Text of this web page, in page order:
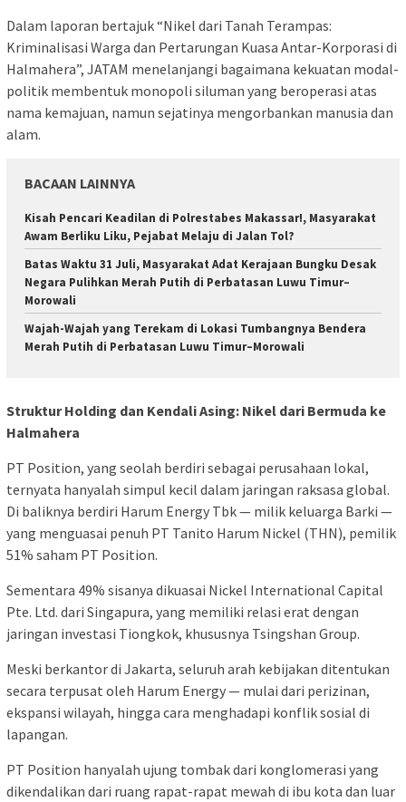
Dalam laporan bertajuk “Nikel dari Tanah Terampas:
Kriminalisasi Warga dan Pertarungan Kuasa Antar-Korporasi di
Halmahera”, JATAM menelanjangi bagaimana kekuatan modal-
politik membentuk monopoli siluman yang beroperasi atas
nama kemajuan, namun sejatinya mengorbankan manusia dan
alam.
BACAAN LAINNYA
Kisah Pencari Keadilan di Polrestabes Makassar!, Masyarakat
Awam Berliku Liku, Pejabat Melaju di Jalan Tol?
Batas Waktu 31 Juli, Masyarakat Adat Kerajaan Bungku Desak
Negara Pulihkan Merah Putih di Perbatasan Luwu Timur–
Morowali
Wajah-Wajah yang Terekam di Lokasi Tumbangnya Bendera
Merah Putih di Perbatasan Luwu Timur–Morowali
Struktur Holding dan Kendali Asing: Nikel dari Bermuda ke
Halmahera
PT Position, yang seolah berdiri sebagai perusahaan lokal,
ternyata hanyalah simpul kecil dalam jaringan raksasa global.
Di baliknya berdiri Harum Energy Tbk — milik keluarga Barki —
yang menguasai penuh PT Tanito Harum Nickel (THN), pemilik
51% saham PT Position.
Sementara 49% sisanya dikuasai Nickel International Capital
Pte. Ltd. dari Singapura, yang memiliki relasi erat dengan
jaringan investasi Tiongkok, khususnya Tsingshan Group.
Meski berkantor di Jakarta, seluruh arah kebijakan ditentukan
secara terpusat oleh Harum Energy — mulai dari perizinan,
ekspansi wilayah, hingga cara menghadapi konflik sosial di
lapangan.
PT Position hanyalah ujung tombak dari konglomerasi yang
dikendalikan dari ruang rapat-rapat mewah di ibu kota dan luar